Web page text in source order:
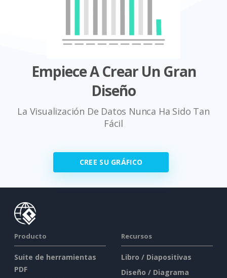
Empiece A Crear Un Gran
Diseño
La Visualización De Datos Nunca Ha Sido Tan
Fácil
CREE SU GRÁFICO
Producto
Suite de herramientas
PDF
Recursos
Libro / Diapositivas
Diseño / Diagrama